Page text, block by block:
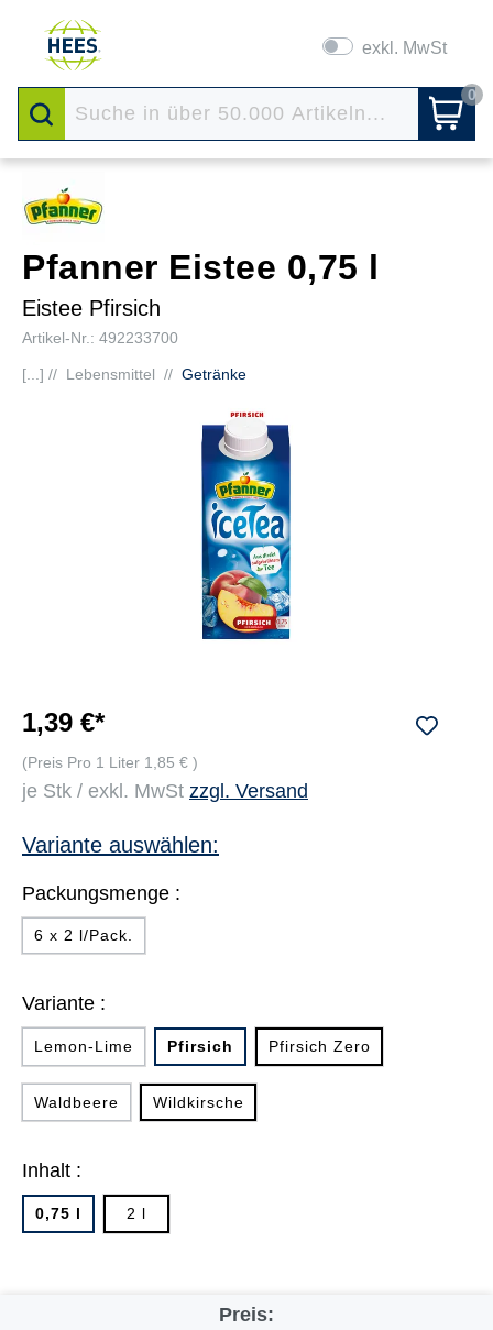
exkl. MwSt
0
Pfanner Eistee 0,75 l
Eistee Pfirsich
Artikel-Nr.: 492233700
[...] // Lebensmittel // Getränke
1,39 €*
(Preis Pro 1 Liter 1,85 € )
je Stk / exkl. MwSt zzgl. Versand
Variante auswählen:
Packungsmenge :
6 x 2 l/Pack.
Variante :
Lemon-Lime Pfirsich Pfirsich Zero
Waldbeere Wildkirsche
Inhalt :
0,75 l 2 l
Preis: